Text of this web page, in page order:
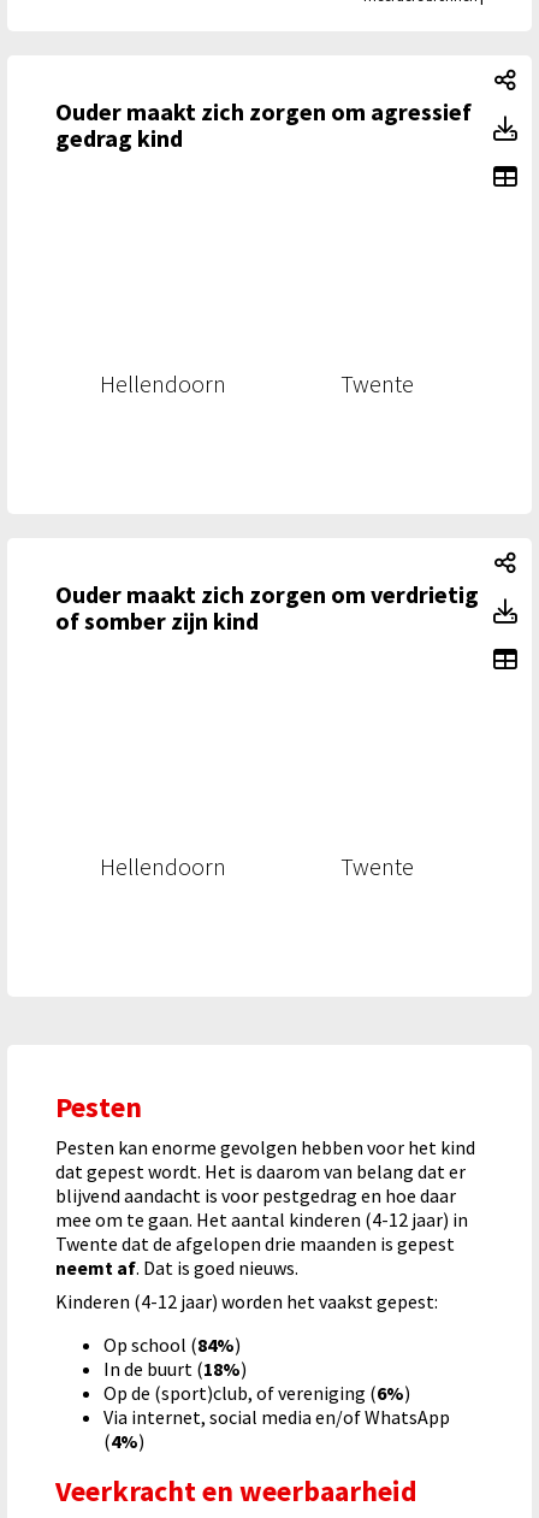
Ouder maakt zich zorgen om agressief
gedrag kind
Hellendoorn Twente
Ouder maakt zich zorgen om verdrietig
of somber zijn kind
Hellendoorn Twente
Pesten
Pesten kan enorme gevolgen hebben voor het kind
dat gepest wordt. Het is daarom van belang dat er
blijvend aandacht is voor pestgedrag en hoe daar
mee om te gaan. Het aantal kinderen (4-12 jaar) in
Twente dat de afgelopen drie maanden is gepest
neemt af. Dat is goed nieuws.
Kinderen (4-12 jaar) worden het vaakst gepest:
Op school (84%)
In de buurt (18%)
Op de (sport)club, of vereniging (6%)
Via internet, social media en/of WhatsApp
(4%)
Veerkracht en weerbaarheid